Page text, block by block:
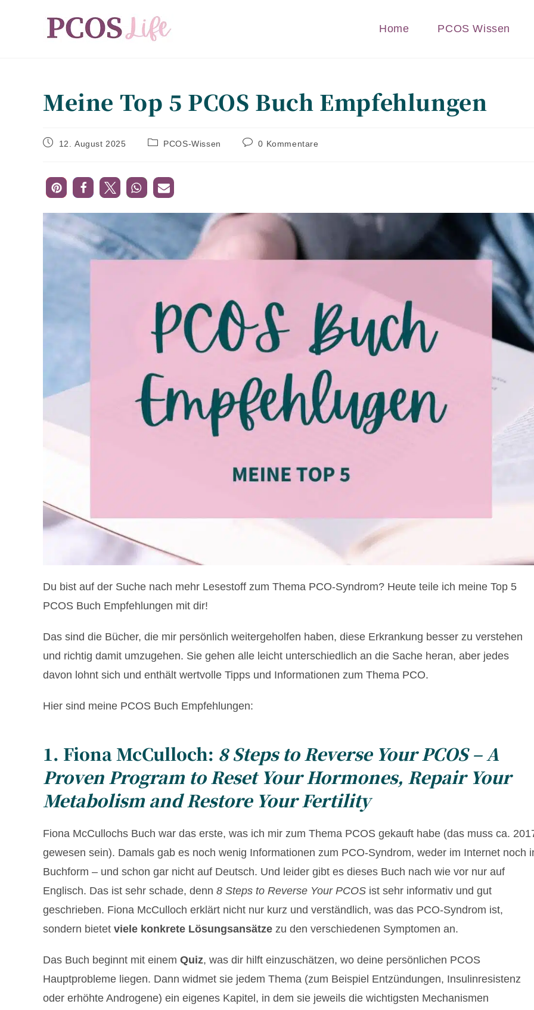
Home PCOS Wissen
Meine Top 5 PCOS Buch Empfehlungen
Beitrag12. August 2025
Beitrags-
PCOS-Wissen
Beitrags-
0 Kommentare
Du bist auf der Suche nach mehr Lesestoff zum Thema PCO-Syndrom? Heute teile ich meine Top 5
PCOS Buch Empfehlungen mit dir!
Das sind die Bücher, die mir persönlich weitergeholfen haben, diese Erkrankung besser zu verstehen
und richtig damit umzugehen. Sie gehen alle leicht unterschiedlich an die Sache heran, aber jedes
davon lohnt sich und enthält wertvolle Tipps und Informationen zum Thema PCO.
Hier sind meine PCOS Buch Empfehlungen:
1. Fiona McCulloch: 8 Steps to Reverse Your PCOS – A
Proven Program to Reset Your Hormones, Repair Your
Metabolism and Restore Your Fertility
Fiona McCullochs Buch war das erste, was ich mir zum Thema PCOS gekauft habe (das muss ca.
gewesen sein). Damals gab es noch wenig Informationen zum PCO-Syndrom, weder im Internet noch
Buchform – und schon gar nicht auf Deutsch. Und leider gibt es dieses Buch nach wie vor nur auf
Englisch. Das ist sehr schade, denn 8 Steps to Reverse Your PCOS ist sehr informativ und gut
geschrieben. Fiona McCulloch erklärt nicht nur kurz und verständlich, was das PCO-Syndrom ist,
sondern bietet viele konkrete Lösungsansätze zu den verschiedenen Symptomen an.
Das Buch beginnt mit einem Quiz, was dir hilft einzuschätzen, wo deine persönlichen PCOS
Hauptprobleme liegen. Dann widmet sie jedem Thema (zum Beispiel Entzündungen, Insulinresistenz
oder erhöhte Androgene) ein eigenes Kapitel, in dem sie jeweils die wichtigsten Mechanismen